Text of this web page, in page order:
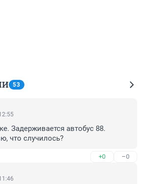
53
Задерживается автобус 88.
что случилось?
+0 –0